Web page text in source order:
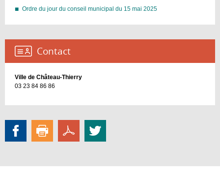
Ordre du jour du conseil municipal du 15 mai 2025
Contact :
Ville de Château-Thierry
03 23 84 86 86